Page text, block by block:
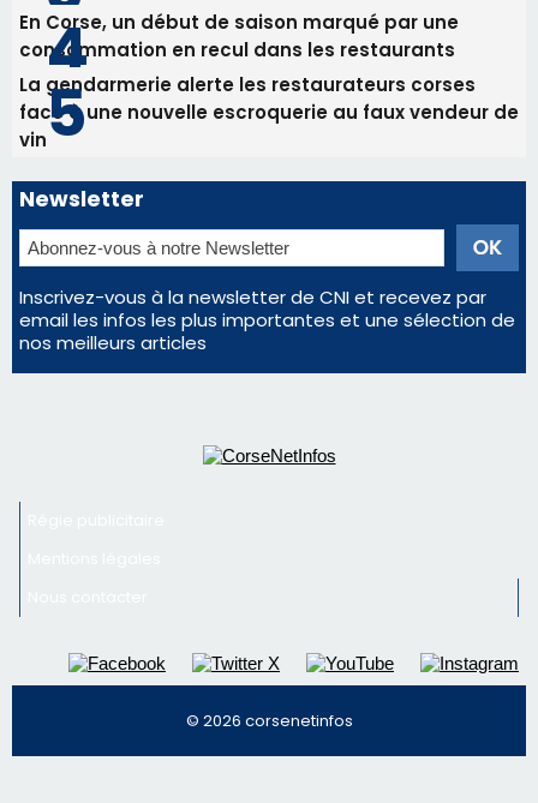
Inscrivez-vous à la newsletter de CNI et recevez par
email les infos les plus importantes et une sélection de
nos meilleurs articles
Régie publicitaire
Nous contacter
© 2026 corsenetinfos